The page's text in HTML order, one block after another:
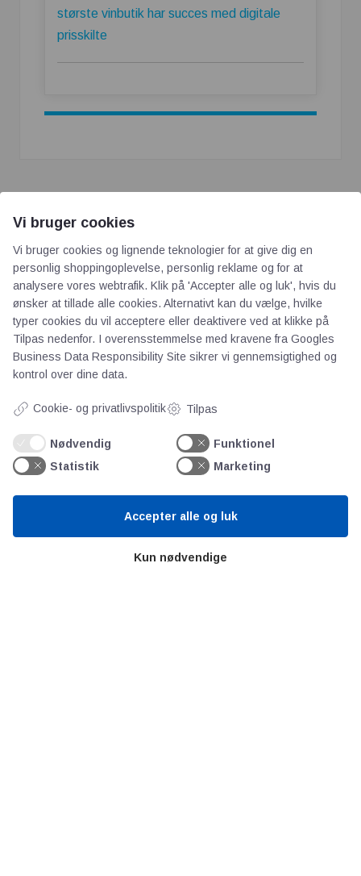
største vinbutik har succes med digitale
prisskilte
AOT
Om os
Priser
Persondata
Videncentre
Vi bruger cookies
Vi bruger cookies og lignende teknologier for at give dig en
personlig shoppingoplevelse, personlig reklame og for at
analysere vores webtrafik. Klik på 'Accepter alle og luk', hvis du
ønsker at tillade alle cookies. Alternativt kan du vælge, hvilke
typer cookies du vil acceptere eller deaktivere ved at klikke på
Tilpas nedenfor. I overensstemmelse med kravene fra Googles
Business Data Responsibility Site sikrer vi gennemsigtighed og
kontrol over dine data.
Cookie- og privatlivspolitik Tilpas
Nødvendig
Funktionel
Statistik
Marketing
Kun nødvendige
Accepter alle og luk